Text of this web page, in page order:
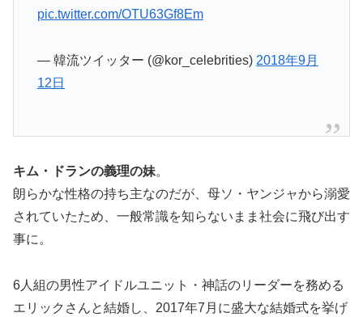
pic.twitter.com/OTU63Gf8Em
— 韓流ツイッター (@kor_celebrities) 2018年9月
12日
キム・ドランの義理の妹。
朗らかな性格の持ち主なのだが、母ソ・ヤンジャから溺愛
されていたため、一般常識を知らないまま社会に飛び出す
事に。
6人組の男性アイドルユニット・神話のリーダーを務める
エリックさんと結婚し、2017年7月に盛大な結婚式を挙げ